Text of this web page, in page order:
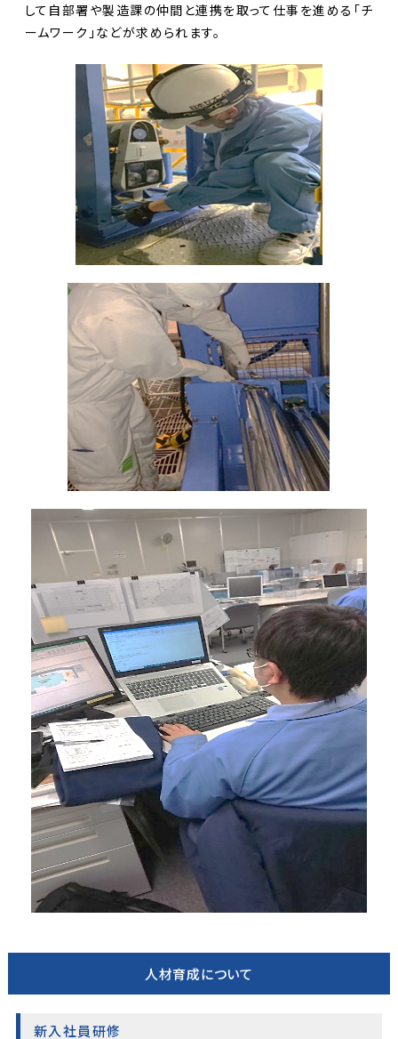
して自部署や製造課の仲間と連携を取って仕事を進める「チ
ームワーク」などが求められます。
人材育成について
新入社員研修